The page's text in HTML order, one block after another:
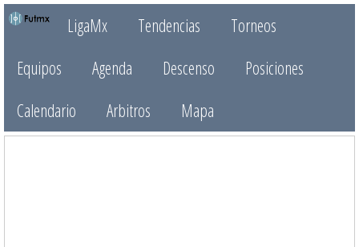
LigaMx Tendencias
Torneos
Equipos
Agenda Descenso
Posiciones
Calendario
Arbitros Mapa